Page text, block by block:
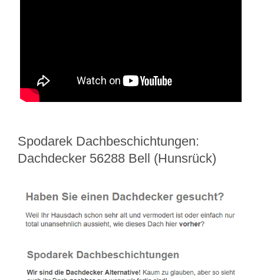
Spodarek Dachbeschichtungen:
Dachdecker 56288 Bell (Hunsrück)